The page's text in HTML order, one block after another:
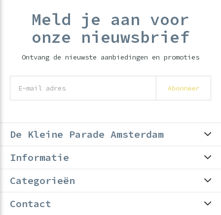
Meld je aan voor
onze nieuwsbrief
Ontvang de nieuwste aanbiedingen en promoties
Abonneer
De Kleine Parade Amsterdam
Informatie
Categorieën
Contact